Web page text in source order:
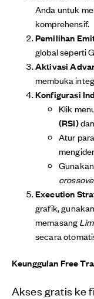
Anda untuk
komprehensif.
Pemilihan
global seperti
Aktivasi
membuka
Konfigurasi
Klik
(RSI)dan
Atur
Execution
grafik,
memasang
secara
Keunggulan Free
Akses gratis ke